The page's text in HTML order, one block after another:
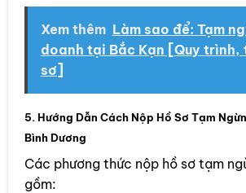
Xem thêm Làm sao để: Tạm
doanh tại Bắc Kạn [Quy trình,
sơ]
5. Hướng Dẫn Cách Nộp Hồ Sơ Tạm
Bình Dương
Các phương thức nộp hồ sơ tạm
gồm: